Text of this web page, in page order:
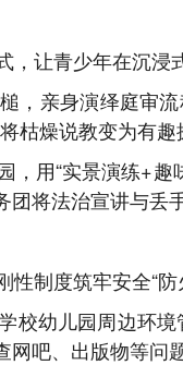
让青少年在沉浸
，亲身演绎庭审
枯燥说教变为有趣
用“实景演练+
将法治宣讲与丢
制度筑牢安全“防
校幼儿园周边环
吧、出版物等问